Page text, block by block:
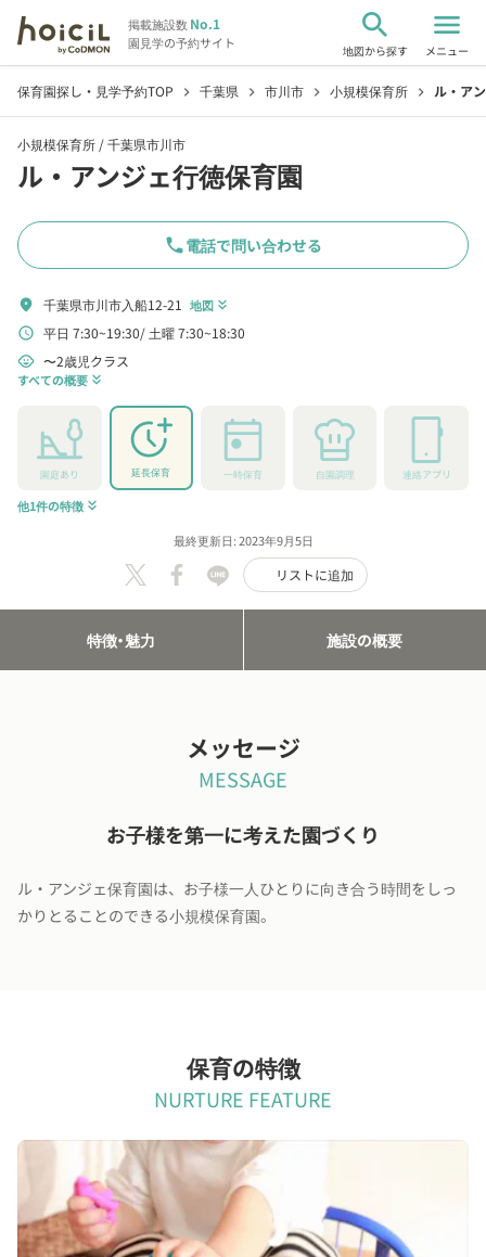
掲載施設数No.1
園見学の予約サイト
search
地図から探す
menu
メニュー
保育園探し・見学予約TOP chevron_right 千葉県 chevron_right 市川市 chevron_right 小規模保育所 chevron_right ル・ア
小規模保育所 /千葉県市川市
ル・アンジェ行徳保育園
phone電話で問い合わせる
location_on 千葉県市川市入船12-21 地図 keyboard_double_arrow_down
schedule 平日 7:30~19:30 土曜 7:30~18:30
child_care 〜2歳児クラス
すべての概要 keyboard_double_arrow_down
園庭あり 延長保育 一時保育 自園調理 連絡アプリ
他1件の特徴 keyboard_double_arrow_down
最終更新日: 2023年9月5日
リストに追加
特徴・魅力 施設の概要
メッセージ
MESSAGE
お子様を第一に考えた園づくり
ル・アンジェ保育園は、お子様一人ひとりに向き合う時間をしっ
かりとることのできる小規模保育園。
保育の特徴
NURTURE FEATURE